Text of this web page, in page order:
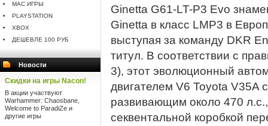
MAC ИГРЫ
PLAYSTATION
XBOX
ДЕШЕВЛЕ 100 РУБ
Новости
Скидки на игры Nacon!
В акции участвуют
Warhammer: Chaosbane,
Welcome to ParadiZe и
другие игры
Ginetta G61-LT-P3 Evo
Ginetta в класс LMP3 в
выступая за команду DKR
титул. В соответствии с
3), этот эволюционный
двигателем V6 Toyota V35A
развивающим около 470
секвентальной коробкой